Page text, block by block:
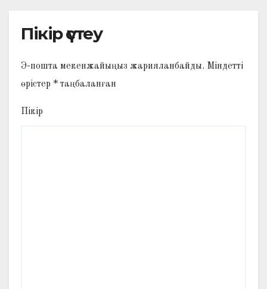
Пікір үстеу
Э-пошта мекенжайыңыз жарияланбайды. Міндетті
өрістер * таңбаланған
Пікір